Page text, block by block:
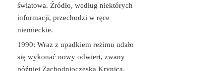
światowa. Źródło, według niektórych
informacji, przechodzi w ręce
niemieckie.
1990: Wraz z upadkiem reżimu udało
się wykonać nowy odwiert, zwany
później Zachodnioczeską Krynicą.